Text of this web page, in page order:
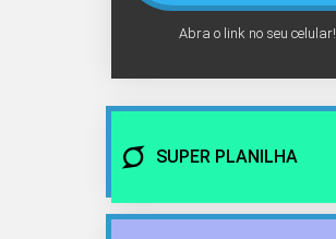
Abra o link no seu celular!
SUPER PLANILHA